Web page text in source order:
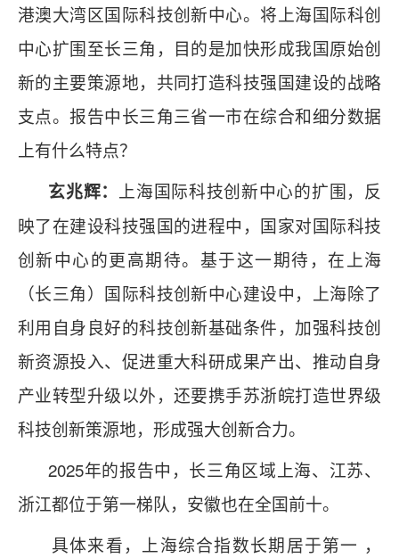
港澳大湾区国际科技创新中心。将上海国际科创
中心扩围至长三角，目的是加快形成我国原始创
新的主要策源地，共同打造科技强国建设的战略
支点。报告中长三角三省一市在综合和细分数据
上有什么特点？
玄兆辉：
上海国际科技创新中心的扩围，反
映了在建设科技强国的进程中，国家对国际科技
创新中心的更高期待。基于这一期待，在上海
（长三角）国际科技创新中心建设中，上海除了
利用自身良好的科技创新基础条件，加强科技创
新资源投入、促进重大科研成果产出、推动自身
产业转型升级以外，还要携手苏浙皖打造世界级
科技创新策源地，形成强大创新合力。
2025年的报告中，长三角区域上海、江苏、
浙江都位于第一梯队，安徽也在全国前十。
具体来看，上海综合指数长期居于第一 ，